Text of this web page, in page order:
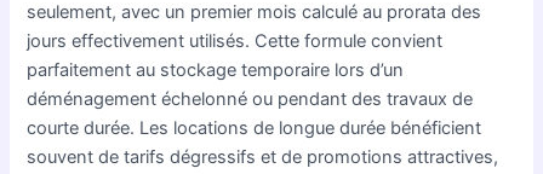
seulement, avec un premier mois calculé au prorata des
jours effectivement utilisés. Cette formule convient
parfaitement au stockage temporaire lors d’un
déménagement échelonné ou pendant des travaux de
courte durée. Les locations de longue durée bénéficient
souvent de tarifs dégressifs et de promotions attractives,